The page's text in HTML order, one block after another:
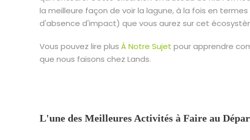
la meilleure façon de voir la lagune, à la fois en
d'absence d'impact) que vous aurez sur cet
Vous pouvez lire plus À Notre Sujet pour apprendre
que nous faisons chez Lands.
L'une des Meilleures Activités à Faire au